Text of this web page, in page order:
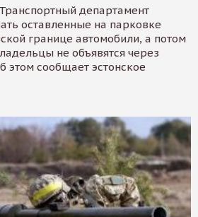
департамент
оставленные на парковке
границе автомобили, а потом
не объявятся через
этом сообщает эстонское